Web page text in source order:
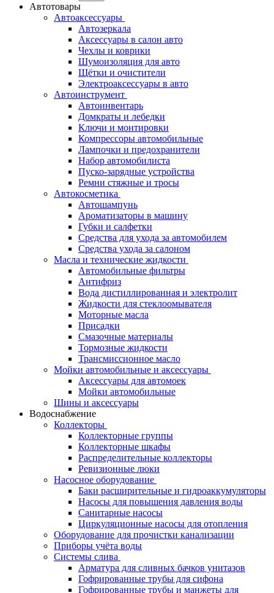
Автотовары
Автоаксессуары
Автозеркала
Аксессуары в салон авто
Чехлы и коврики
Шумоизоляция для авто
Щётки и очистители
Электроаксессуары в авто
Автоинструмент
Автоинвентарь
Домкраты и лебедки
Ключи и монтировки
Компрессоры автомобильные
Лампочки и предохранители
Набор автомобилиста
Пуско-зарядные устройства
Ремни стяжные и тросы
Автокосметика
Автошампунь
Ароматизаторы в машину
Губки и салфетки
Средства для ухода за автомобилем
Средства ухода за салоном
Масла и технические жидкости
Автомобильные фильтры
Антифриз
Вода дистиллированная и электролит
Жидкости для стеклоомывателя
Моторные масла
Присадки
Смазочные материалы
Тормозные жидкости
Трансмиссионное масло
Мойки автомобильные и аксессуары
Аксессуары для автомоек
Мойки автомобильные
Шины и аксессуары
Водоснабжение
Коллекторы
Коллекторные группы
Коллекторные шкафы
Распределительные коллекторы
Ревизионные люки
Насосное оборудование
Баки расширительные и гидроаккумуляторы
Насосы для повышения давления воды
Санитарные насосы
Циркуляционные насосы для отопления
Оборудование для прочистки канализации
Приборы учёта воды
Системы слива
Арматура для сливных бачков унитазов
Гофрированные трубы для сифона
Гофрированные трубы и манжеты для